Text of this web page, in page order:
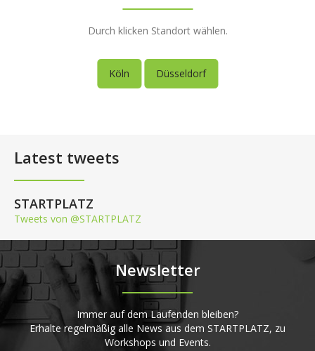
Durch klicken Standort wählen.
Köln Düsseldorf
Latest tweets
STARTPLATZ
Tweets von @STARTPLATZ
Newsletter
Immer auf dem Laufenden bleiben?
Erhalte regelmäßig alle News aus dem STARTPLATZ, zu
Workshops und Events.